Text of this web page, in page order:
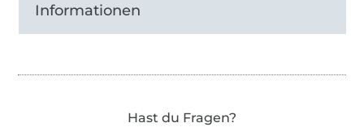
Informationen
Hast du Fragen?